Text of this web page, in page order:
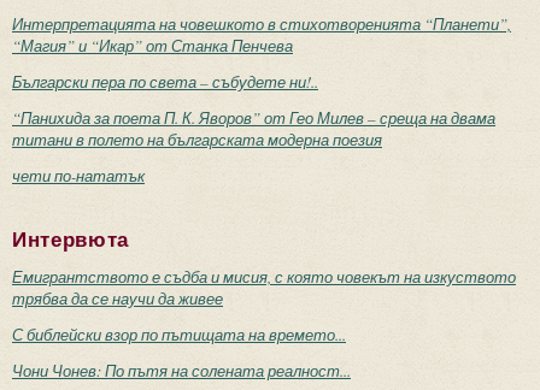
Интерпретацията на човешкото в стихотворенията “Планети”,
“Магия” и “Икар” от Станка Пенчева
Български пера по света – събудете ни!..
“Панихида за поета П. К. Яворов” от Гео Милев – среща на двама
титани в полето на българската модерна поезия
чети по-нататък
Интервюта
Емигрантството е съдба и мисия, с която човекът на изкуството
трябва да се научи да живее
С библейски взор по пътищата на времето...
Чони Чонев: По пътя на солената реалност...